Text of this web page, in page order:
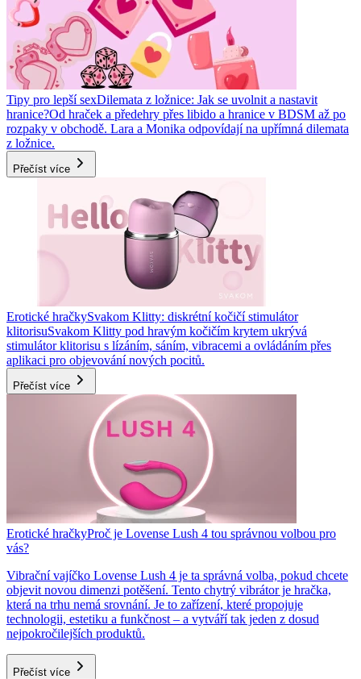
Tipy pro lepší sexDilemata z ložnice: Jak se uvolnit a nastavit
hranice?Od hraček a předehry přes libido a hranice v BDSM až po
rozpaky v obchodě. Lara a Monika odpovídají na upřímná dilemata
z ložnice.
Přečíst více
Erotické hračkySvakom Klitty: diskrétní kočičí stimulátor
klitorisuSvakom Klitty pod hravým kočičím krytem ukrývá
stimulátor klitorisu s lízáním, sáním, vibracemi a ovládáním přes
aplikaci pro objevování nových pocitů.
Přečíst více
Erotické hračkyProč je Lovense Lush 4 tou správnou volbou pro
vás?
Vibrační vajíčko Lovense Lush 4 je ta správná volba, pokud chcete
objevit novou dimenzi potěšení. Tento chytrý vibrátor je hračka,
která na trhu nemá srovnání. Je to zařízení, které propojuje
technologii, estetiku a funkčnost – a vytváří tak jeden z dosud
nejpokročilejších produktů.
Přečíst více